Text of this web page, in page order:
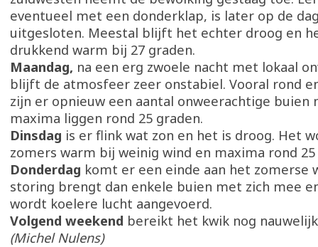
eventueel met een donderklap, is later op de
uitgesloten. Meestal blijft het echter droog en
drukkend warm bij 27 graden.
Maandag, na een erg zwoele nacht met lokaal
blijft de atmosfeer zeer onstabiel. Vooral rond
zijn er opnieuw een aantal onweerachtige buien
maxima liggen rond 25 graden.
Dinsdag is er flink wat zon en het is droog. Het
zomers warm bij weinig wind en maxima rond 25
Donderdag komt er een einde aan het zomerse
storing brengt dan enkele buien met zich mee
wordt koelere lucht aangevoerd.
Volgend weekend bereikt het kwik nog
(Michel Nulens)